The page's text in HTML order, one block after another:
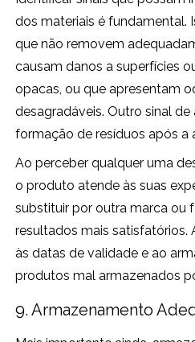
dos materiais é fundamental.
que não removem
causam danos a superfícies
opacas, ou que apresentam
desagradáveis. Outro sinal
formação de resíduos após a
Ao perceber qualquer uma
o produto atende às suas
substituir por outra marca ou
resultados mais satisfatórios.
às datas de validade e ao
produtos mal armazenados
9. Armazenamento